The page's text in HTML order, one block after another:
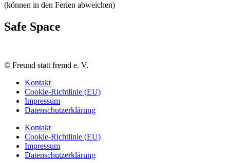
(können in den Ferien abweichen)
Safe Space
© Freund statt fremd e. V.
Kontakt
Cookie-Richtlinie (EU)
Impressum
Datenschutzerklärung
Kontakt
Cookie-Richtlinie (EU)
Impressum
Datenschutzerklärung